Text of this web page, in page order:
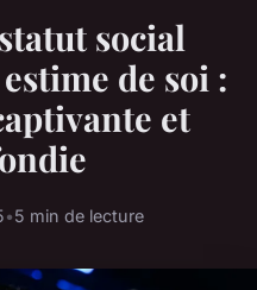
social
de soi :
et
•5 min de lecture